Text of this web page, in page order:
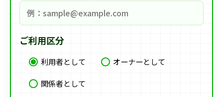
ご利用区分
利用者として
オーナーとして
関係者として